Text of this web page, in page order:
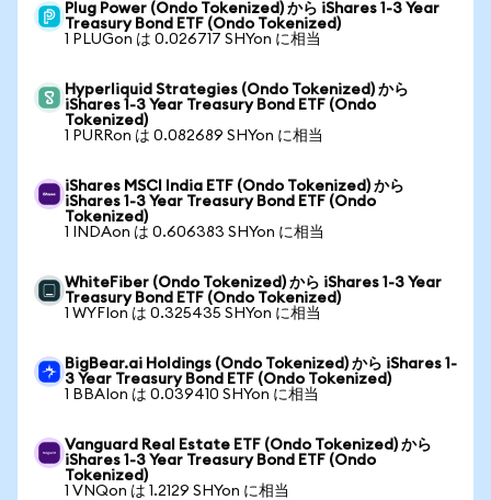
Plug Power (Ondo Tokenized) から iShares 1-3 Year
Treasury Bond ETF (Ondo Tokenized)
1 PLUGon は 0.026717 SHYon に相当
Hyperliquid Strategies (Ondo Tokenized) から
iShares 1-3 Year Treasury Bond ETF (Ondo
Tokenized)
1 PURRon は 0.082689 SHYon に相当
iShares MSCI India ETF (Ondo Tokenized) から
iShares 1-3 Year Treasury Bond ETF (Ondo
Tokenized)
1 INDAon は 0.606383 SHYon に相当
WhiteFiber (Ondo Tokenized) から iShares 1-3 Year
Treasury Bond ETF (Ondo Tokenized)
1 WYFIon は 0.325435 SHYon に相当
BigBear.ai Holdings (Ondo Tokenized) から iShares 1-
3 Year Treasury Bond ETF (Ondo Tokenized)
1 BBAIon は 0.039410 SHYon に相当
Vanguard Real Estate ETF (Ondo Tokenized) から
iShares 1-3 Year Treasury Bond ETF (Ondo
Tokenized)
1 VNQon は 1.2129 SHYon に相当